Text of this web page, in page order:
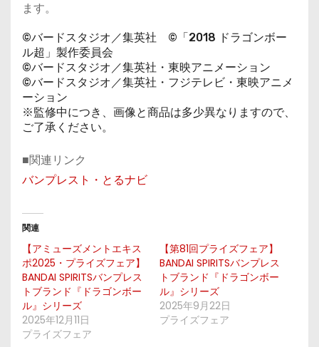
ます。
©バードスタジオ／集英社 ©「2018 ドラゴンボー
ル超」製作委員会
©バードスタジオ／集英社・東映アニメーション
©バードスタジオ／集英社・フジテレビ・東映アニメ
ーション
※監修中につき、画像と商品は多少異なりますので、
ご了承ください。
■関連リンク
バンプレスト・とるナビ
関連
【アミューズメントエキス
ポ2025・プライズフェア】
BANDAI SPIRITSバンプレス
トブランド『ドラゴンボー
ル』シリーズ
2025年12月11日
プライズフェア
【第81回プライズフェア】
BANDAI SPIRITSバンプレス
トブランド『ドラゴンボー
ル』シリーズ
2025年9月22日
プライズフェア